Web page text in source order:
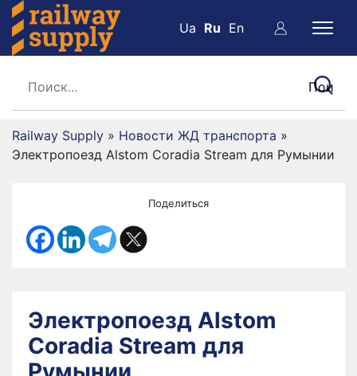
Ua Ru En
Railway Supply » Новости ЖД транспорта »
Электропоезд Alstom Coradia Stream для Румынии
Поделиться
Электропоезд Alstom
Coradia Stream для